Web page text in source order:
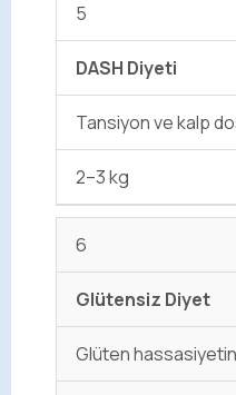
5
DASH Diyeti
Tansiyon ve kalp
2–3 kg
6
Glütensiz Diyet
Glüten